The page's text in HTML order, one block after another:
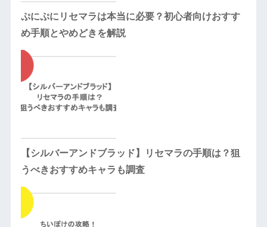
ぷにぷにリセマラは本当に必要？初心者向けおすす
め手順とやめどきを解説
【シルバーアンドブラッド】リセマラの手順は？狙
うべきおすすめキャラも調査